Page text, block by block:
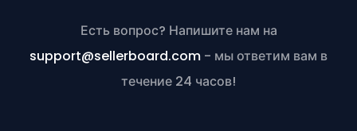
Есть вопрос? Напишите нам на
support@sellerboard.com - мы ответим вам в
течение 24 часов!